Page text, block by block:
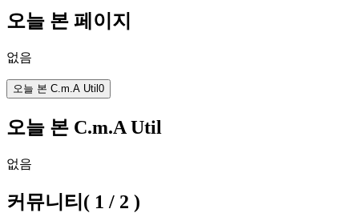
오늘 본 페이지
없음
오늘 본 C.m.A Util 0
오늘 본 C.m.A Util
없음
커뮤니티 ( 1 / 2 )